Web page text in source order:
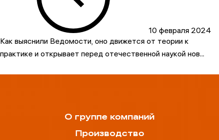
10 февраля 2024
Как выяснили Ведомости, оно движется от теории к
практике и открывает перед отечественной наукой нов...
О группе компаний
Производство